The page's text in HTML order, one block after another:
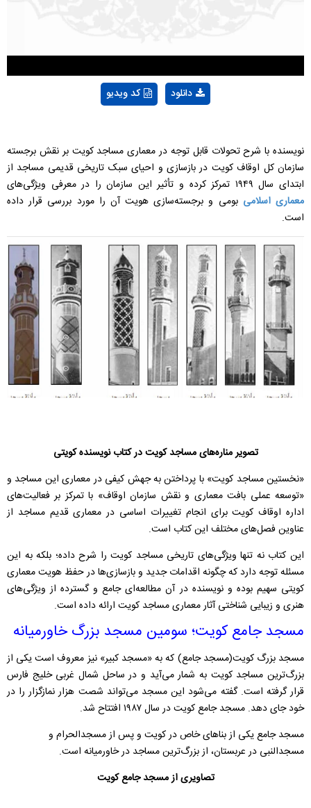
کد ویدیو دانلود
نویسنده با شرح تحولات قابل توجه در معماری مساجد کویت بر نقش برجسته
سازمان کل اوقاف کویت در بازسازی و احیای سبک تاریخی قدیمی مساجد از
ابتدای سال ۱۹۴۹ تمرکز کرده و تأثیر این سازمان را در معرفی ویژگی‌های
معماری اسلامی بومی و برجسته‌سازی هویت آن را مورد بررسی قرار داده
است.
تصویر مناره‌های مساجد کویت در کتاب نویسنده کویتی
«نخستین مساجد کویت» با پرداختن به جهش کیفی در معماری این مساجد و
«توسعه عملی بافت معماری و نقش سازمان اوقاف» با تمرکز بر فعالیت‌های
اداره اوقاف کویت برای انجام تغییرات اساسی در معماری قدیم مساجد از
عناوین فصل‌های مختلف این کتاب است.
این کتاب نه تنها ویژگی‌های تاریخی مساجد کویت را شرح داده؛ بلکه به این
مسئله توجه دارد که چگونه اقدامات جدید و بازسازی‌ها در حفظ هویت معماری
کویتی سهیم بوده و نویسنده در آن مطالعه‌ای جامع و گسترده از ویژگی‌های
هنری و زیبایی شناختی آثار معماری مساجد کویت ارائه داده است.
مسجد جامع کویت؛ سومین مسجد بزرگ خاورمیانه
مسجد بزرگ کویت(مسجد جامع) که به «مسجد کبیر» نیز معروف است یکی از
بزرگ‌ترین مساجد کویت به شمار می‌آید و در ساحل شمال غربی خلیج فارس
قرار گرفته‌ است. گفته می‌شود این مسجد می‌تواند شصت هزار نمازگزار را در
خود جای دهد. مسجد جامع کویت در سال ۱۹۸۷ افتتاح شد.
مسجد جامع یکی از بناهای خاص در کویت و پس از مسجدالحرام و
مسجدالنبی در عربستان، از بزرگ‌ترین مساجد در خاورمیانه است.
تصاویری از مسجد جامع کویت